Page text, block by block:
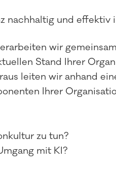
nachhaltig und effektiv
wir
Stand Ihrer
leiten wir anhand
Ihrer
zu tun?
mit KI?